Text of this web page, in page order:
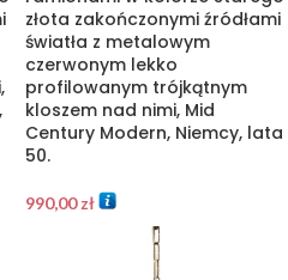
złota zakończonymi źródłami
światła z metalowym
czerwonym lekko
profilowanym trójkątnym
kloszem nad nimi, Mid
Century Modern, Niemcy, lata
50.
990,00zł